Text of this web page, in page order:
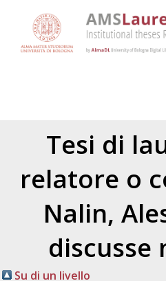
Tesi di
relatore o
Nalin,
discusse
Su di un livello